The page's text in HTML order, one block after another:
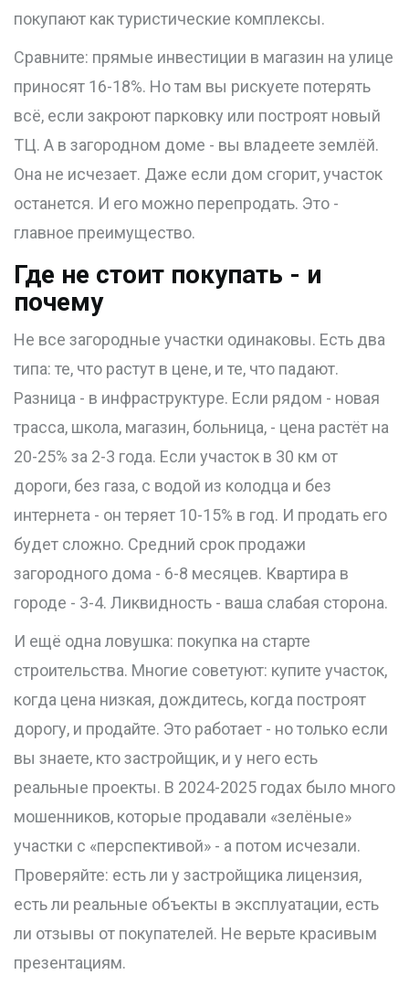
покупают как туристические комплексы.
Сравните: прямые инвестиции в магазин на улице
приносят 16-18%. Но там вы рискуете потерять
всё, если закроют парковку или построят новый
ТЦ. А в загородном доме - вы владеете землёй.
Она не исчезает. Даже если дом сгорит, участок
останется. И его можно перепродать. Это -
главное преимущество.
Где не стоит покупать - и
почему
Не все загородные участки одинаковы. Есть два
типа: те, что растут в цене, и те, что падают.
Разница - в инфраструктуре. Если рядом - новая
трасса, школа, магазин, больница, - цена растёт на
20-25% за 2-3 года. Если участок в 30 км от
дороги, без газа, с водой из колодца и без
интернета - он теряет 10-15% в год. И продать его
будет сложно. Средний срок продажи
загородного дома - 6-8 месяцев. Квартира в
городе - 3-4. Ликвидность - ваша слабая сторона.
И ещё одна ловушка: покупка на старте
строительства. Многие советуют: купите участок,
когда цена низкая, дождитесь, когда построят
дорогу, и продайте. Это работает - но только если
вы знаете, кто застройщик, и у него есть
реальные проекты. В 2024-2025 годах было много
мошенников, которые продавали «зелёные»
участки с «перспективой» - а потом исчезали.
Проверяйте: есть ли у застройщика лицензия,
есть ли реальные объекты в эксплуатации, есть
ли отзывы от покупателей. Не верьте красивым
презентациям.